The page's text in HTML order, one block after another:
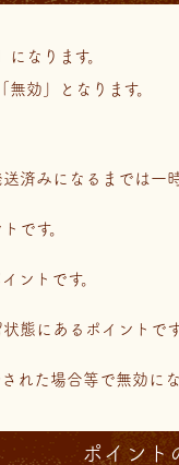
なります。
効」となります。
済みになるまでは一
です。
ントです。
態にあるポイントです
れた場合等で無効に
ポイント